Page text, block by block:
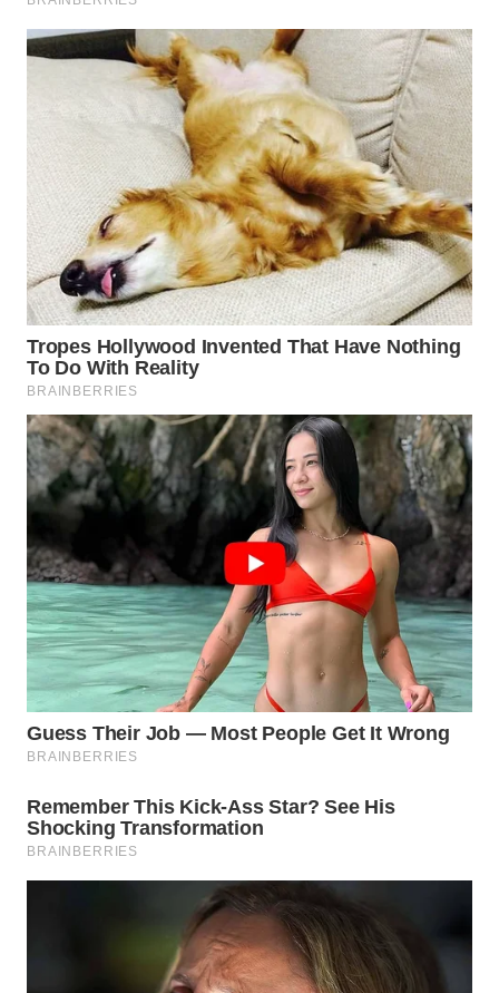
WN
SIMALUNGUN
LABUHANBATU
WN
TAPANULI
TENGAH
WN DELI
SERDANG
WN
TEBING
TINGGI
WN
PAKPAK
WN
KARAWANG
WN
BEKASI
WN
BOGOR
WN
DEPOK
WN